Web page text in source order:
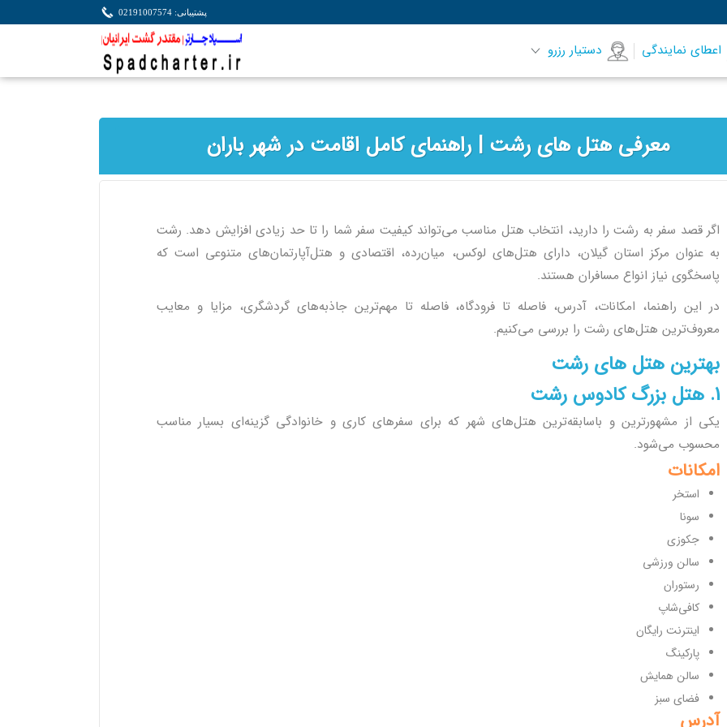
اعطای نمایندگی دستیار رزرو
پشتیبانی: 02191007574
معرفی هتل های رشت | راهنمای کامل اقامت در شهر باران
اگر قصد سفر به رشت را دارید، انتخاب هتل مناسب می‌تواند کیفیت سفر شما را تا حد زیادی افزایش دهد. رشت
به عنوان مرکز استان گیلان، دارای هتل‌های لوکس، میان‌رده، اقتصادی و هتل‌آپارتمان‌های متنوعی است که
پاسخگوی نیاز انواع مسافران هستند.
در این راهنما، امکانات، آدرس، فاصله تا فرودگاه، فاصله تا مهم‌ترین جاذبه‌های گردشگری، مزایا و معایب
معروف‌ترین هتل‌های رشت را بررسی می‌کنیم.
بهترین هتل های رشت
1. هتل بزرگ کادوس رشت
یکی از مشهورترین و باسابقه‌ترین هتل‌های شهر که برای سفرهای کاری و خانوادگی گزینه‌ای بسیار مناسب
محسوب می‌شود.
امکانات
استخر
سونا
جکوزی
سالن ورزشی
رستوران
کافی‌شاپ
اینترنت رایگان
پارکینگ
سالن همایش
فضای سبز
آدرس